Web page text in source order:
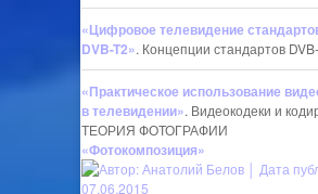
«Цифровое телевидение
DVB-T2». Концепции стандартов
«Практическое использование
в телевидении». Видеокодеки и
ТЕОРИЯ ФОТОГРАФИИ
«Фотокомпозиция»